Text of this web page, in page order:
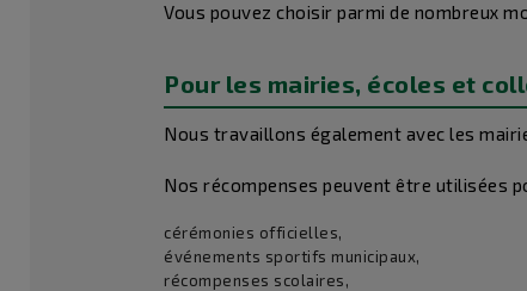
Vous pouvez choisir parmi de nombreux
Pour les mairies, écoles et
Nous travaillons également avec les
Nos récompenses peuvent être utilisées
cérémonies officielles,
événements sportifs municipaux,
récompenses scolaires,